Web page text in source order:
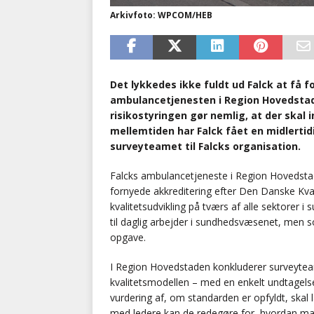
Arkivfoto: WPCOM/HEB
Det lykkedes ikke fuldt ud Falck at få
ambulancetjenesten i Region
risikostyringen gør nemlig, at der skal
mellemtiden har Falck fået en
surveyteamet til Falcks organisation.
Falcks ambulancetjeneste i Region
fornyede akkreditering efter Den Danske
kvalitetsudvikling på tværs af alle sektorer i
til daglig arbejder i sundhedsvæsenet, men
opgave.
I Region Hovedstaden konkluderer
kvalitetsmodellen – med en enkelt
vurdering af, om standarden er opfyldt,